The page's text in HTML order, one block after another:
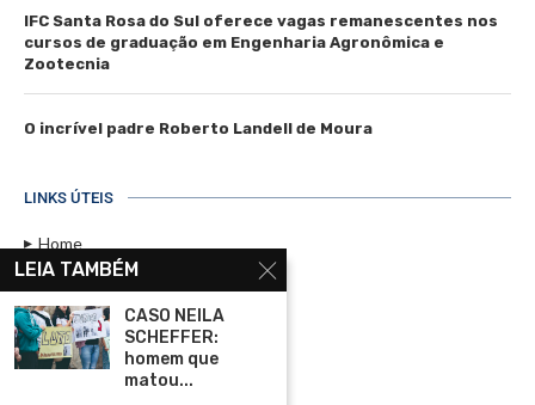
IFC Santa Rosa do Sul oferece vagas remanescentes nos
cursos de graduação em Engenharia Agronômica e
Zootecnia
O incrível padre Roberto Landell de Moura
LINKS ÚTEIS
Home
Assinar
Contato
Política de Privacidade
Rádio Maristela - Ao Vivo
LEIA TAMBÉM
CASO NEILA
SCHEFFER:
homem que
matou...